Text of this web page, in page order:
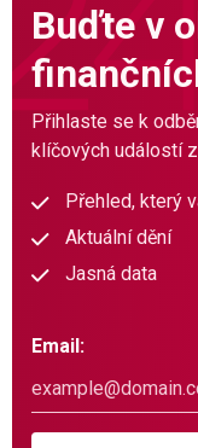
Buďte v
Přihlaste se k
klíčových událostí
Přehled, který
Aktuální dění
Jasná data
Email: